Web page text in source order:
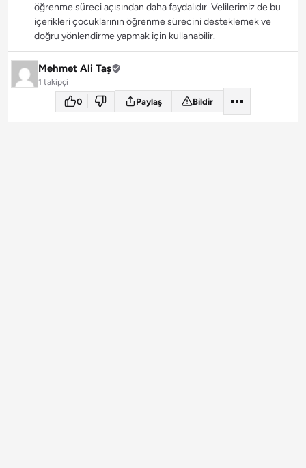
öğrenme süreci açısından daha faydalıdır. Velilerimiz de bu
içerikleri çocuklarının öğrenme sürecini desteklemek ve
doğru yönlendirme yapmak için kullanabilir.
Mehmet Ali Taş
1 takipçi
0 Paylaş Bildir